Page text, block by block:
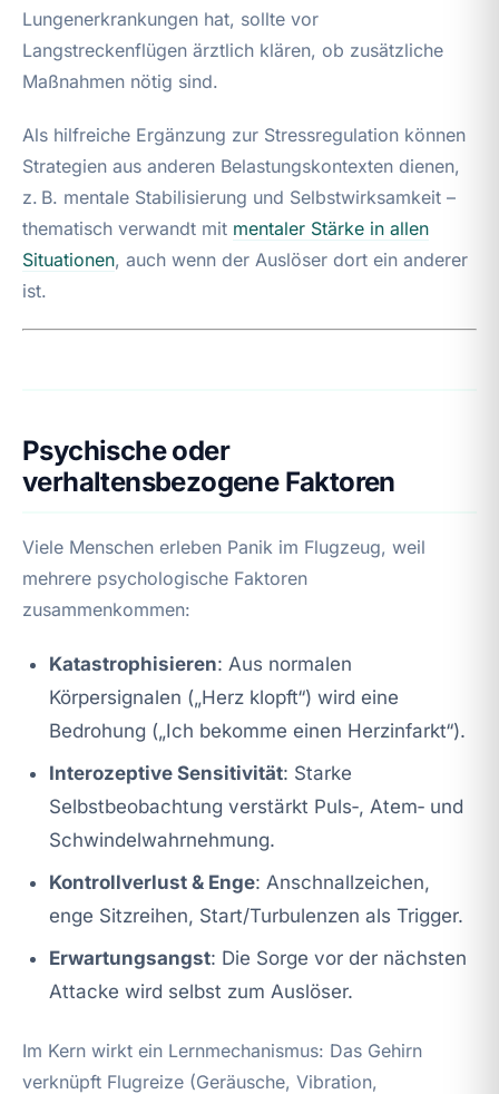
Lungenerkrankungen hat, sollte vor
Langstreckenflügen ärztlich klären, ob zusätzliche
Maßnahmen nötig sind.
Als hilfreiche Ergänzung zur Stressregulation können
Strategien aus anderen Belastungskontexten dienen,
z. B. mentale Stabilisierung und Selbstwirksamkeit –
thematisch verwandt mit mentaler Stärke in allen
Situationen, auch wenn der Auslöser dort ein anderer
ist.
Psychische oder
verhaltensbezogene Faktoren
Viele Menschen erleben Panik im Flugzeug, weil
mehrere psychologische Faktoren
zusammenkommen:
Katastrophisieren: Aus normalen
Körpersignalen („Herz klopft“) wird eine
Bedrohung („Ich bekomme einen Herzinfarkt“).
Interozeptive Sensitivität: Starke
Selbstbeobachtung verstärkt Puls‑, Atem‑ und
Schwindelwahrnehmung.
Kontrollverlust & Enge: Anschnallzeichen,
enge Sitzreihen, Start/Turbulenzen als Trigger.
Erwartungsangst: Die Sorge vor der nächsten
Attacke wird selbst zum Auslöser.
Im Kern wirkt ein Lernmechanismus: Das Gehirn
verknüpft Flugreize (Geräusche, Vibration,